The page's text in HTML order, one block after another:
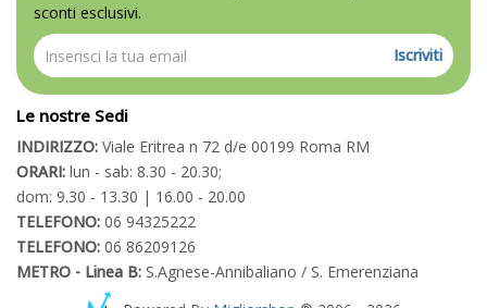
sconti esclusivi.
Iscriviti
Le nostre Sedi
INDIRIZZO: Viale Eritrea n 72 d/e 00199 Roma RM
ORARI: lun - sab: 8.30 - 20.30;
dom: 9.30 - 13.30 | 16.00 - 20.00
TELEFONO: 06 94325222
TELEFONO: 06 86209126
METRO - Linea B: S.Agnese-Annibaliano / S. Emerenziana